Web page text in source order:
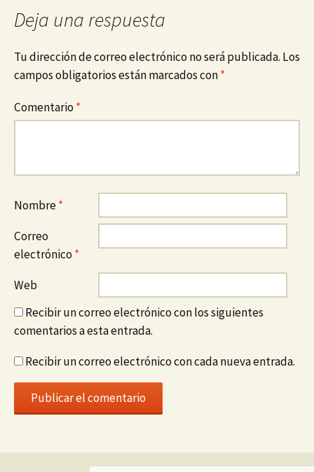
entradas
Deja una respuesta
Tu dirección de correo electrónico no será publicada. Los
campos obligatorios están marcados con*
Comentario*
Nombre*
Correo
electrónico*
Web
Recibir un correo electrónico con los siguientes
comentarios a esta entrada.
Recibir un correo electrónico con cada nueva entrada.